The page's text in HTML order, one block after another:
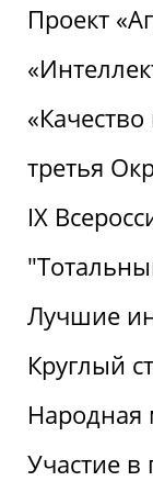
Проект
третья
IХ
Лучшие
Круглый
Народная
Участие